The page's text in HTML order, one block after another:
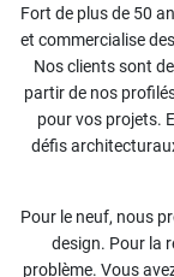
Fort de plus de 50
et commercialise
Nos clients sont
partir de nos
pour vos projets.
défis
Pour le neuf, nous
design. Pour la
problème. Vous